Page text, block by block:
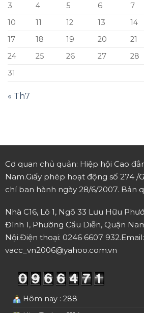
3
4 5 6 7
10
11 12 13 14
17
18 19 20 21
24
25 26 27 28
31
« Th7
Cơ quan chủ quản: Hiệp hội Cao
Nam.Giấy phép hoạt động số 274 /
chí ban hành ngày 28/6/2007. Bản
Nhà C16, Lô 1, Ngõ 33 Lưu Hữu
Đình 1, Phường Cầu Diễn, Quận
Nội.Điện thoại: 0246 6607 932.Email:
vacc_vn2006@yahoo.com.vn
Hôm nay : 288